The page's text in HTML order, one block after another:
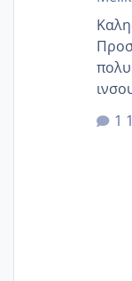
δεν χάνω